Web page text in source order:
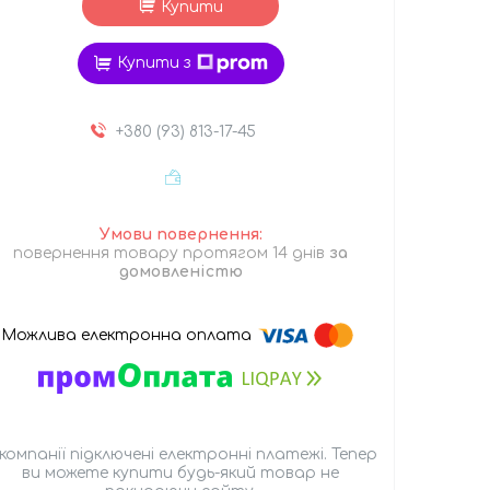
Купити
Купити з
+380 (93) 813-17-45
повернення товару протягом 14 днів за
домовленістю
підключені електронні платежі. Тепер
ви можете купити будь-який товар не